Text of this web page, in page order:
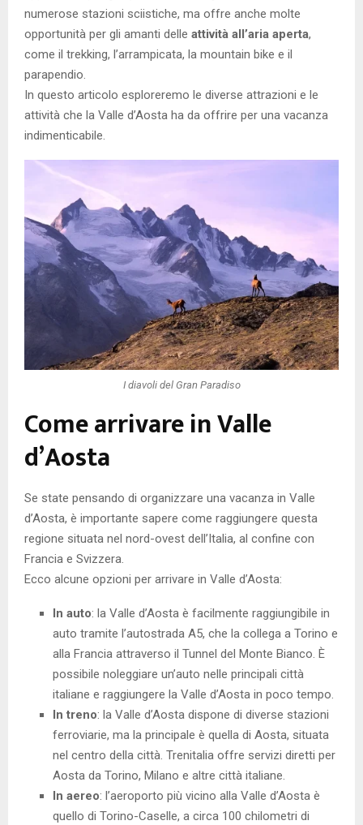
numerose stazioni sciistiche, ma offre anche molte
opportunità per gli amanti delle attività all’aria aperta,
come il trekking, l’arrampicata, la mountain bike e il
parapendio.
In questo articolo esploreremo le diverse attrazioni e le
attività che la Valle d’Aosta ha da offrire per una vacanza
indimenticabile.
I diavoli del Gran Paradiso
Come arrivare in Valle
d’Aosta
Se state pensando di organizzare una vacanza in Valle
d’Aosta, è importante sapere come raggiungere questa
regione situata nel nord-ovest dell’Italia, al confine con
Francia e Svizzera.
Ecco alcune opzioni per arrivare in Valle d’Aosta:
In auto: la Valle d’Aosta è facilmente raggiungibile in
auto tramite l’autostrada A5, che la collega a Torino e
alla Francia attraverso il Tunnel del Monte Bianco. È
possibile noleggiare un’auto nelle principali città
italiane e raggiungere la Valle d’Aosta in poco tempo.
In treno: la Valle d’Aosta dispone di diverse stazioni
ferroviarie, ma la principale è quella di Aosta, situata
nel centro della città. Trenitalia offre servizi diretti per
Aosta da Torino, Milano e altre città italiane.
In aereo: l’aeroporto più vicino alla Valle d’Aosta è
quello di Torino-Caselle, a circa 100 chilometri di